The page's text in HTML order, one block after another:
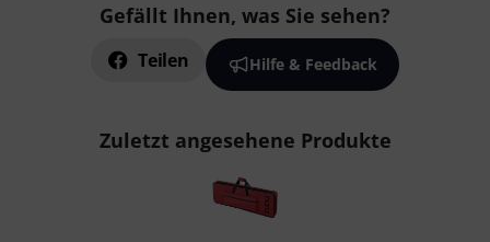
Gefällt Ihnen, was Sie sehen?
Teilen Hilfe & Feedback
Zuletzt angesehene Produkte